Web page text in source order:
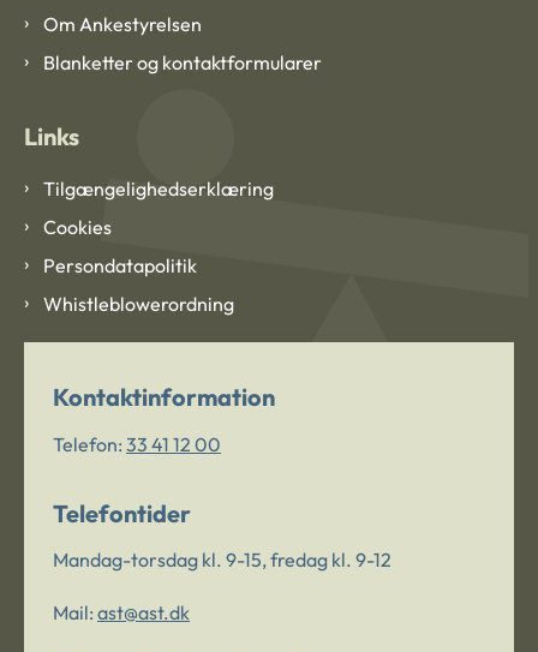
Om Ankestyrelsen
Blanketter og kontaktformularer
Links
Tilgængelighedserklæring
Cookies
Persondatapolitik
Whistleblowerordning
Kontaktinformation
Telefon: 33 41 12 00
Telefontider
Mandag-torsdag kl. 9-15, fredag kl. 9-12
Mail: ast@ast.dk